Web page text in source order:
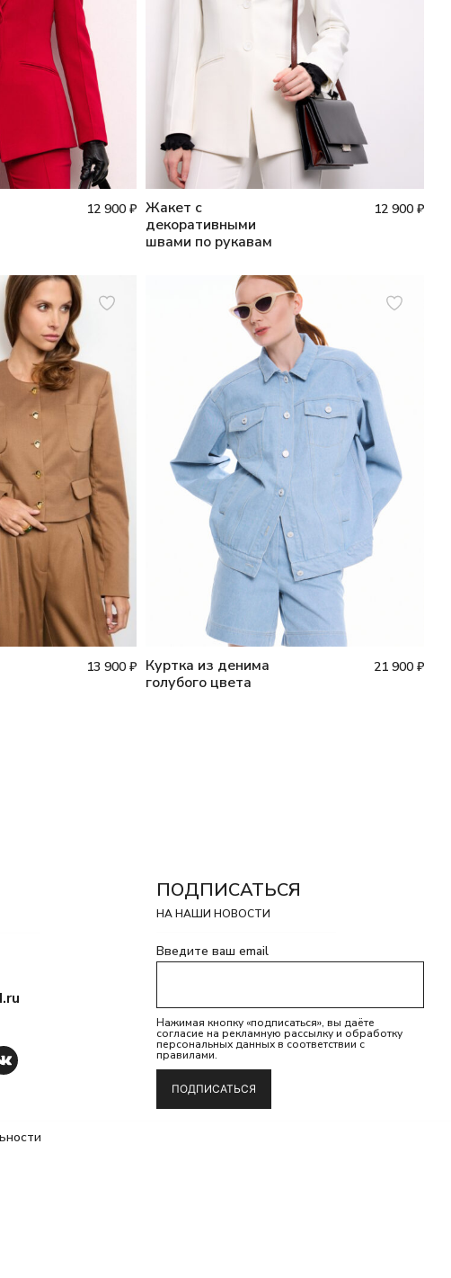
12 900₽ Жакет с
декоративными
швами по рукавам
12 900 ₽
13 900₽ Куртка из денима
голубого цвета
21 900 ₽
ПОДПИСАТЬСЯ
НА НАШИ НОВОСТИ
Введите ваш email
Нажимая кнопку «подписаться», вы даёте
согласие на рекламную рассылку и обработку
персональных данных в соответствии с
правилами.